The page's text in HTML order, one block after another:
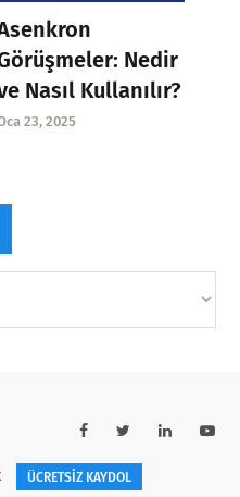
Nedir
Nasıl Kullanılır?
23, 2025
ÜCRETSİZ KAYDOL